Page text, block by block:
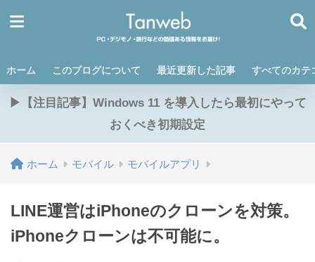
ホーム このブログについて 最近更新した記事 すべてのカテ
▶【注目記事】Windows 11 を導入したら最初にやって
おくべき初期設定
ホーム モバイル モバイルアプリ
LINE運営はiPhoneのクローンを対策。
iPhoneクローンは不可能に。